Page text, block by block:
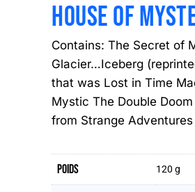
HOUSE OF
Contains: The Secret of
Glacier…Iceberg
that was Lost in Time
Mystic The Double
from Strange Adventures
Poids 120 g